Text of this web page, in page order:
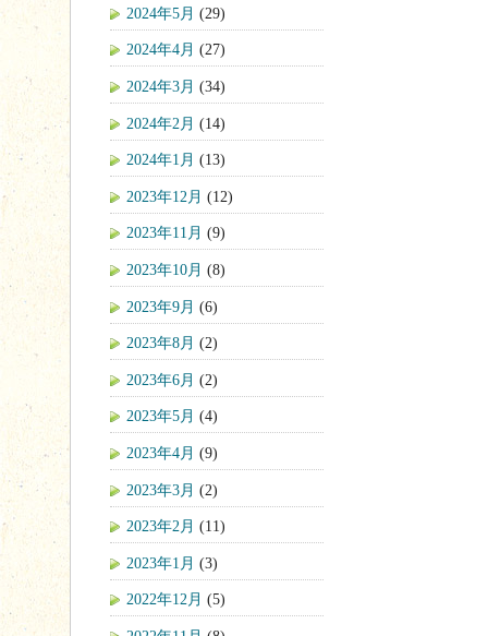
2024年5月 (29)
2024年4月 (27)
2024年3月 (34)
2024年2月 (14)
2024年1月 (13)
2023年12月 (12)
2023年11月 (9)
2023年10月 (8)
2023年9月 (6)
2023年8月 (2)
2023年6月 (2)
2023年5月 (4)
2023年4月 (9)
2023年3月 (2)
2023年2月 (11)
2023年1月 (3)
2022年12月 (5)